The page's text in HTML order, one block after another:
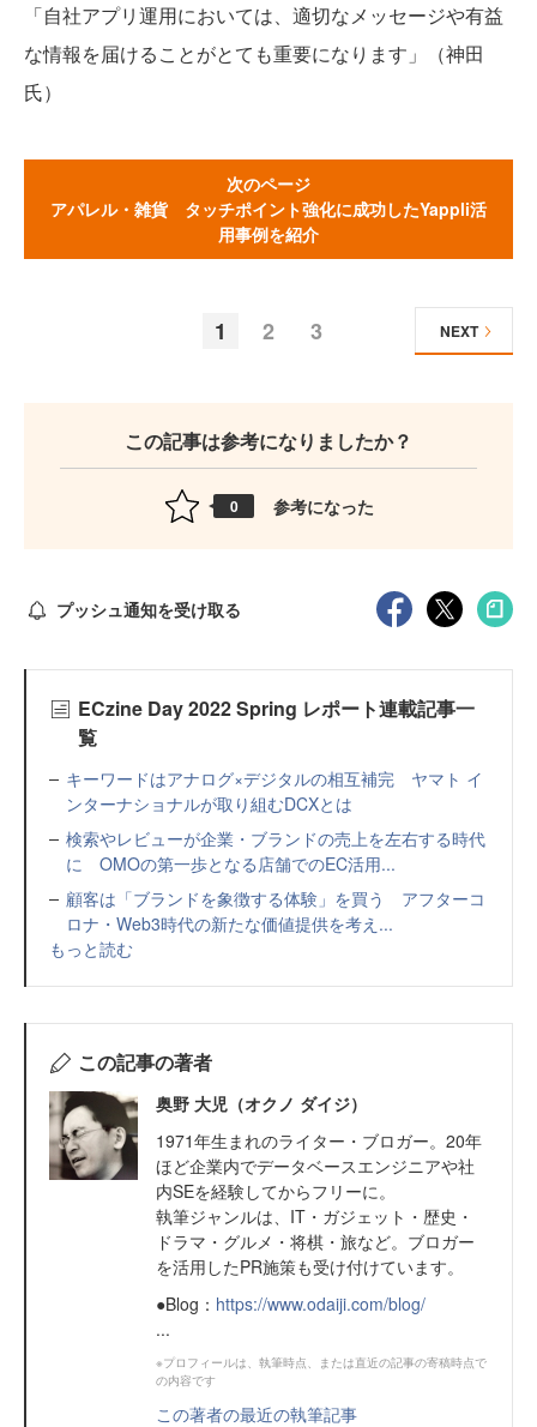
「自社アプリ運用においては、適切なメッセージや有益
な情報を届けることがとても重要になります」（神田
氏）
次のページ
アパレル・雑貨 タッチポイント強化に成功したYappli活
用事例を紹介
1 2 3 NEXT
この記事は参考になりましたか？
0 参考になった
プッシュ通知を受け取る
ECzine Day 2022 Spring レポート連載記事一
覧
キーワードはアナログ×デジタルの相互補完 ヤマト イ
ンターナショナルが取り組むDCXとは
検索やレビューが企業・ブランドの売上を左右する時代
に OMOの第一歩となる店舗でのEC活用...
顧客は「ブランドを象徴する体験」を買う アフターコ
ロナ・Web3時代の新たな価値提供を考え...
もっと読む
この記事の著者
奥野 大児（オクノ ダイジ）
1971年生まれのライター・ブロガー。20年
ほど企業内でデータベースエンジニアや社
内SEを経験してからフリーに。
執筆ジャンルは、IT・ガジェット・歴史・
ドラマ・グルメ・将棋・旅など。ブロガー
を活用したPR施策も受け付けています。
●Blog： https://www.odaiji.com/blog/
...
※プロフィールは、執筆時点、または直近の記事の寄稿時点で
の内容です
この著者の最近の執筆記事